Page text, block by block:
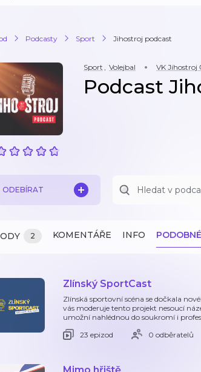
Podcasty Sport Jihostroj podcast
Sport , Volejbal VK Jihostroj
Podcast
ODEBÍRAT
2 KOMENTÁŘE INFO PODOBNÉ
Zlínský SportCast
Zlínská sportovní scéna se dočkala
vás moderuje tento projekt nesoucí
umožní nahlédnou do soukromí i
23 epizod
0 odběratelů